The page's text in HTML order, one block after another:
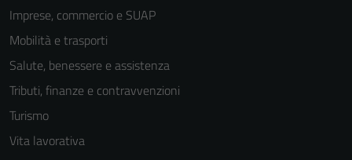
Imprese, commercio e SUAP
Mobilità e trasporti
Salute, benessere e assistenza
Tributi, finanze e contravvenzioni
Turismo
Vita lavorativa